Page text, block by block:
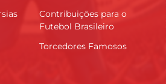
Contribuições para o
Futebol Brasileiro
Torcedores Famosos